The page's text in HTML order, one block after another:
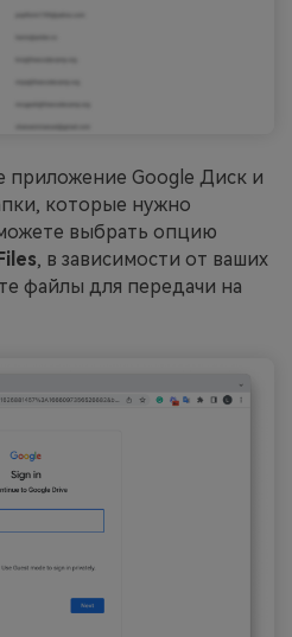
приложение Google Диск и
которые нужно
выбрать опцию
, в зависимости от ваших
файлы для передачи на